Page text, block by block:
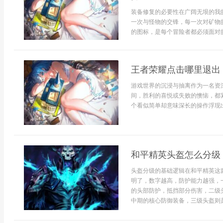
装备修复的必要性在广阔无垠的
一次与怪物的交锋，每一次对矿
的图标，是每个冒险者都必须面对
王者荣耀点击哪里退
游戏世界的沉浸与抽离作为一名
间，胜利的喜悦或失败的懊恼，
个看似简单却意味深长的操作浮
和平精英头盔怎么分
头盔分级的基础逻辑在和平精英
明了，数字越高，防护能力越强
的头部防护，抵挡部分伤害，二
中期的核心防御装备，三级头盔